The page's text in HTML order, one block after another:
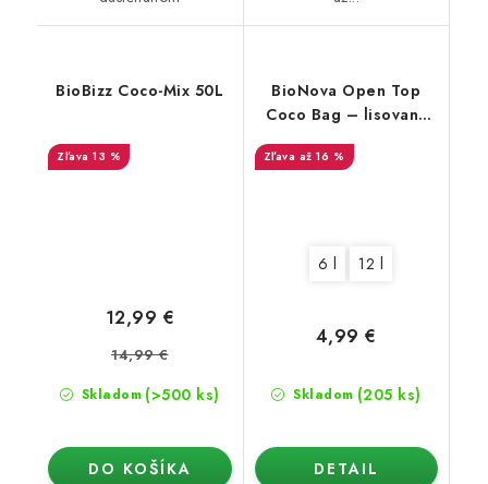
BioBizz Coco-Mix 50L
13 %
Skladom (>500 ks)
12,99 €
14,99 €
DO KOŠÍKA
BioNova Open Top
Coco Bag – lisovaný
kvetináča
až 16 %
6 l 12 l
Skladom (205 ks)
4,99 €
DETAIL